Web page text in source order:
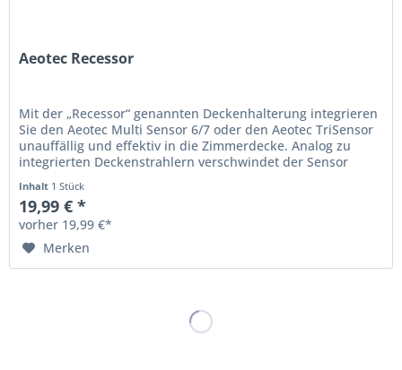
Aeotec Recessor
Mit der „Recessor“ genannten Deckenhalterung integrieren
Sie den Aeotec Multi Sensor 6/7 oder den Aeotec TriSensor
unauffällig und effektiv in die Zimmerdecke. Analog zu
integrierten Deckenstrahlern verschwindet der Sensor
Inhalt 1 Stück
19,99 € *
vorher 19,99 €*
Merken